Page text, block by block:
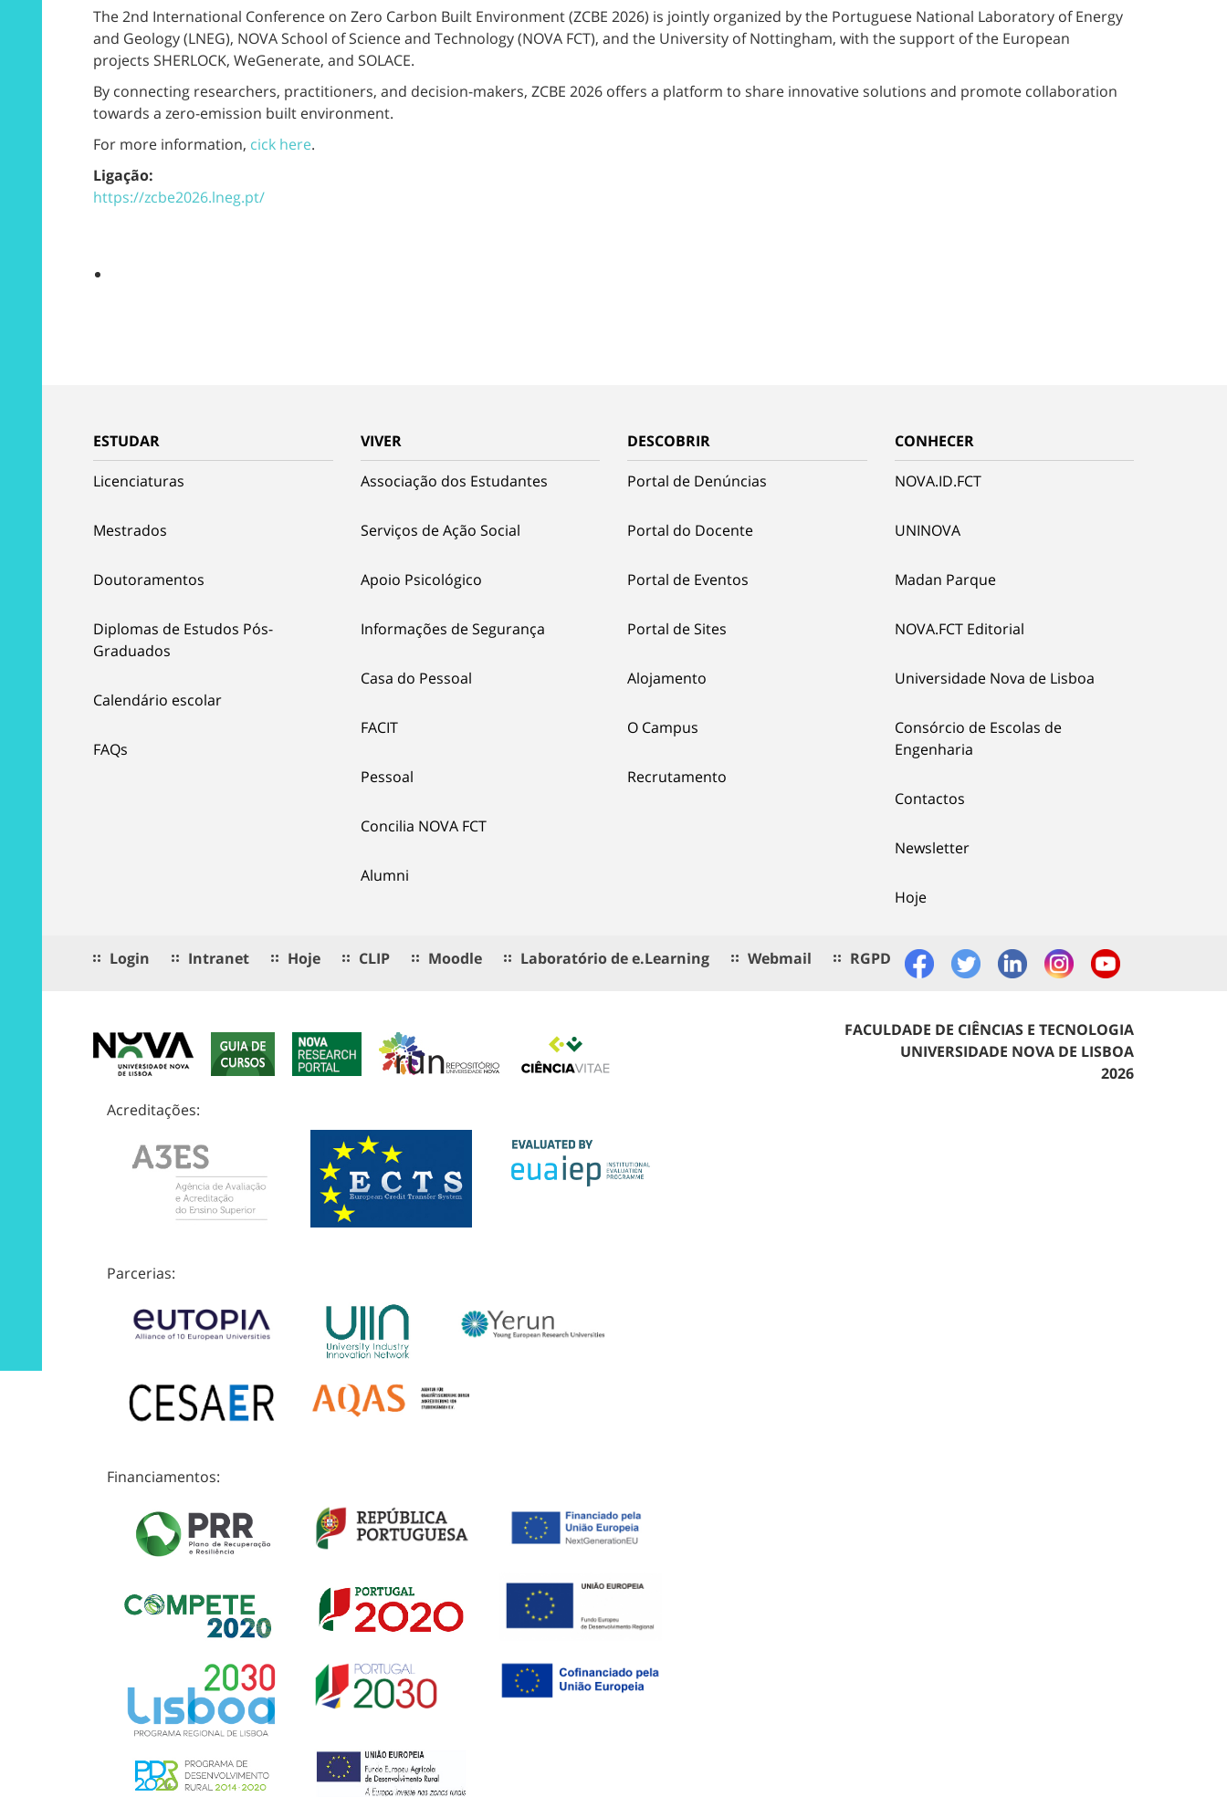
The2nd International Conference on Zero Carbon Built Environment (ZCBE 2026) is jointly organized by the Portuguese National Laboratory of Energy
and Geology (LNEG), NOVA School of Science and Technology (NOVA FCT), and the University of Nottingham, with the support of the European
projects SHERLOCK, WeGenerate, and SOLACE.
By connecting researchers, practitioners, and decision-makers, ZCBE 2026 offers a platform to share innovative solutions and promote collaboration
towards a zero-emission built environment.
For more information, cick here.
Ligação:
https://zcbe2026.lneg.pt/
ESTUDAR
Licenciaturas
Mestrados
Doutoramentos
Diplomas de Estudos Pós-
Graduados
Calendário escolar
FAQs
VIVER
Associação dos Estudantes
Serviços de Ação Social
Apoio Psicológico
Informações de Segurança
Casa do Pessoal
FACIT
Pessoal
Concilia NOVA FCT
Alumni
DESCOBRIR
Portal de Denúncias
Portal do Docente
Portal de Eventos
Portal de Sites
Alojamento
O Campus
Recrutamento
CONHECER
NOVA.ID.FCT
UNINOVA
Madan Parque
NOVA.FCT Editorial
Universidade Nova de Lisboa
Consórcio de Escolas de
Engenharia
Contactos
Newsletter
Hoje
Login Intranet Hoje CLIP Moodle Laboratório de e.Learning Webmail RGPD
Acreditações:
Parcerias:
Financiamentos:
FACULDADE DE CIÊNCIAS E TECNOLOGIA
UNIVERSIDADE NOVA DE LISBOA
2026